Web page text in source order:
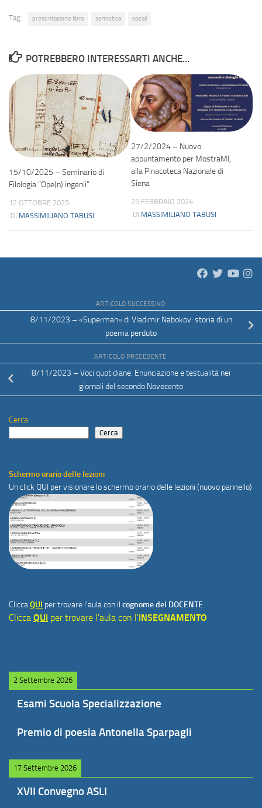
Tag: presentazione libro semiotica social
POTREBBERO INTERESSARTI ANCHE...
15/10/2025 – Seminario di
Filologia “Ope(n) ingenii”
12 OTTOBRE 2025
DI MASSIMILIANO TABUSI
27/2/2024 – Nuovo
appuntamento per MostraMI,
alla Pinacoteca Nazionale di
Siena
25 FEBBRAIO 2024
DI MASSIMILIANO TABUSI
ARTICOLO SUCCESSIVO
8/11/2023 – «Superman» di Vladimir Nabokov: storia di un
poema perduto
ARTICOLO PRECEDENTE
8/11/2023 – Voci quotidiane. Enunciazione e testualità nei
giornali del secondo Novecento
Cerca
Cerca
Schermo orario delle lezioni
Un click QUI per visionare lo schermo orario delle lezioni (nuovo pannello)
CliccaQUI per trovare l'aula con il cognome del DOCENTE
Clicca QUI per trovare l'aula con l'INSEGNAMENTO
2 Settembre 2026
Esami Scuola Specializzazione
Premio di poesia Antonella Sparpagli
17 Settembre 2026
XVII Convegno ASLI